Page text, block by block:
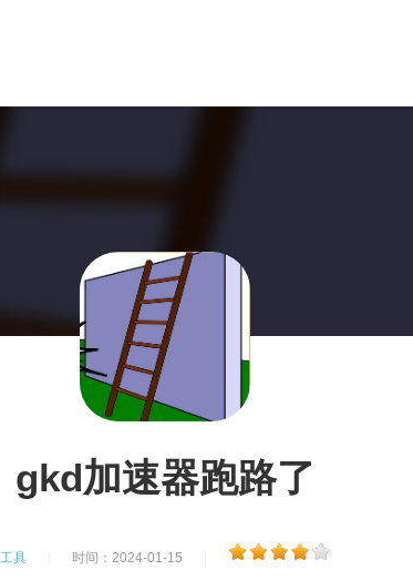
gkd加速器跑路了
工具 时间：2024-01-15